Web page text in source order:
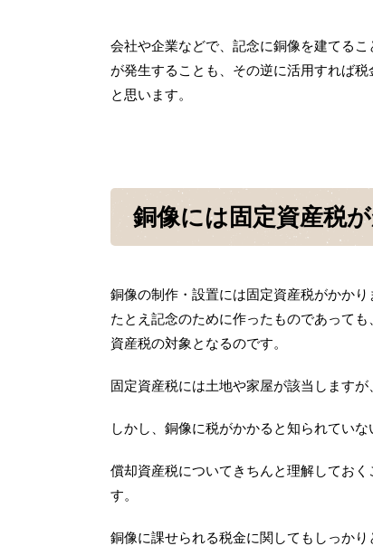
会社や企業などで、記念に銅像を建てる
が発生することも、その逆に活用すれば
と思います。
銅像には固定資産税
銅像の制作・設置には固定資産税がかかり
たとえ記念のために作ったものであって
資産税の対象となるのです。
固定資産税には土地や家屋が該当します
しかし、銅像に税がかかると知られてい
償却資産税についてきちんと理解してお
す。
銅像に課せられる税金に関してもしっかり